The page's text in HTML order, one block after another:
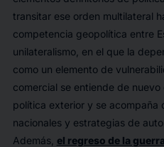
transitar ese orden multilateral
competencia geopolítica entre
unilateralismo, en el que la
como un elemento de
comercial se entiende de
política exterior y se acompaña
nacionales y estrategias de
Además, el regreso de la